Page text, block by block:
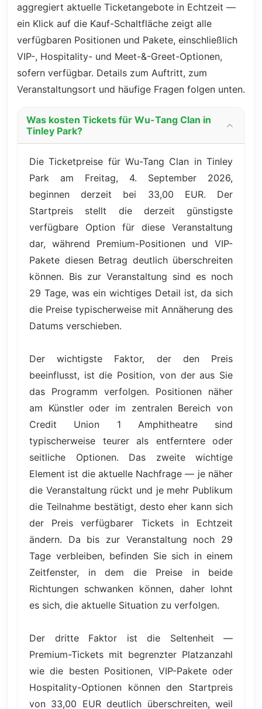
aggregiert aktuelle Ticketangebote in Echtzeit —
ein Klick auf die Kauf-Schaltfläche zeigt alle
verfügbaren Positionen und Pakete, einschließlich
VIP-, Hospitality- und Meet-&-Greet-Optionen,
sofern verfügbar. Details zum Auftritt, zum
Veranstaltungsort und häufige Fragen folgen unten.
Was kosten Tickets für Wu-Tang Clan in
Tinley Park?
Die Ticketpreise für Wu-Tang Clan in Tinley
Park am Freitag, 4. September 2026,
beginnen derzeit bei 33,00 EUR. Der
Startpreis stellt die derzeit günstigste
verfügbare Option für diese Veranstaltung
dar, während Premium-Positionen und VIP-
Pakete diesen Betrag deutlich überschreiten
können. Bis zur Veranstaltung sind es noch
29 Tage, was ein wichtiges Detail ist, da sich
die Preise typischerweise mit Annäherung des
Datums verschieben.
Der wichtigste Faktor, der den Preis
beeinflusst, ist die Position, von der aus Sie
das Programm verfolgen. Positionen näher
am Künstler oder im zentralen Bereich von
Credit Union 1 Amphitheatre sind
typischerweise teurer als entferntere oder
seitliche Optionen. Das zweite wichtige
Element ist die aktuelle Nachfrage — je näher
die Veranstaltung rückt und je mehr Publikum
die Teilnahme bestätigt, desto eher kann sich
der Preis verfügbarer Tickets in Echtzeit
ändern. Da bis zur Veranstaltung noch 29
Tage verbleiben, befinden Sie sich in einem
Zeitfenster, in dem die Preise in beide
Richtungen schwanken können, daher lohnt
es sich, die aktuelle Situation zu verfolgen.
Der dritte Faktor ist die Seltenheit —
Premium-Tickets mit begrenzter Platzanzahl
wie die besten Positionen, VIP-Pakete oder
Hospitality-Optionen können den Startpreis
von 33,00 EUR deutlich überschreiten, weil